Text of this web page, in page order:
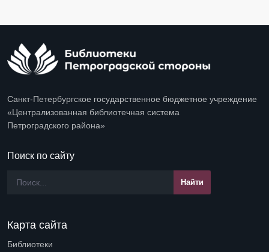
Санкт-Петербургское государственное бюджетное учреждение
«Централизованная библиотечная система
Петроградского района»
Поиск по сайту
Карта сайта
Библиотеки